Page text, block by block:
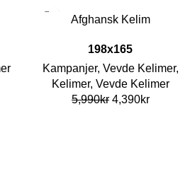
Afghansk Kelim
198x165
Kampanjer, Vevde Kelimer,
Kelimer, Vevde Kelimer
5,990kr 4,390kr